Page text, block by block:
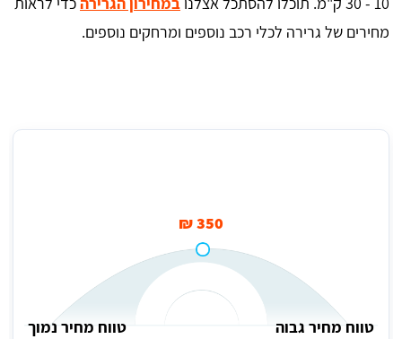
מחירים של גרירה לכלי רכב נוספים ומרחקים נוספים.
350 ₪
טווח מחיר גבוה טווח מחיר נמוך